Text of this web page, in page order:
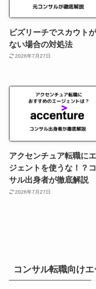
ビズリーチでスカウト
ない場合の対処法
2026年7月27日
アクセンチュア転職に
ジェントを使うな！？
サル出身者が徹底解説
2026年7月27日
コンサル転職向けエ